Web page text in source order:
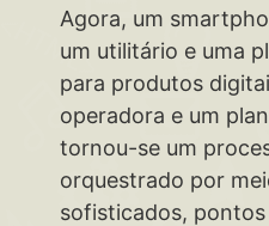
Agora, um
um utilitário e uma
para produtos
operadora e um
tornou-se um
orquestrado por
sofisticados,